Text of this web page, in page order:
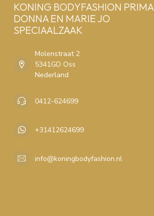
KONING BODYFASHION PRIMA
DONNA EN MARIE JO
SPECIAALZAAK
Molenstraat 2
5341GD Oss
Nederland
0412-624699
+31412624699
info@koningbodyfashion.nl